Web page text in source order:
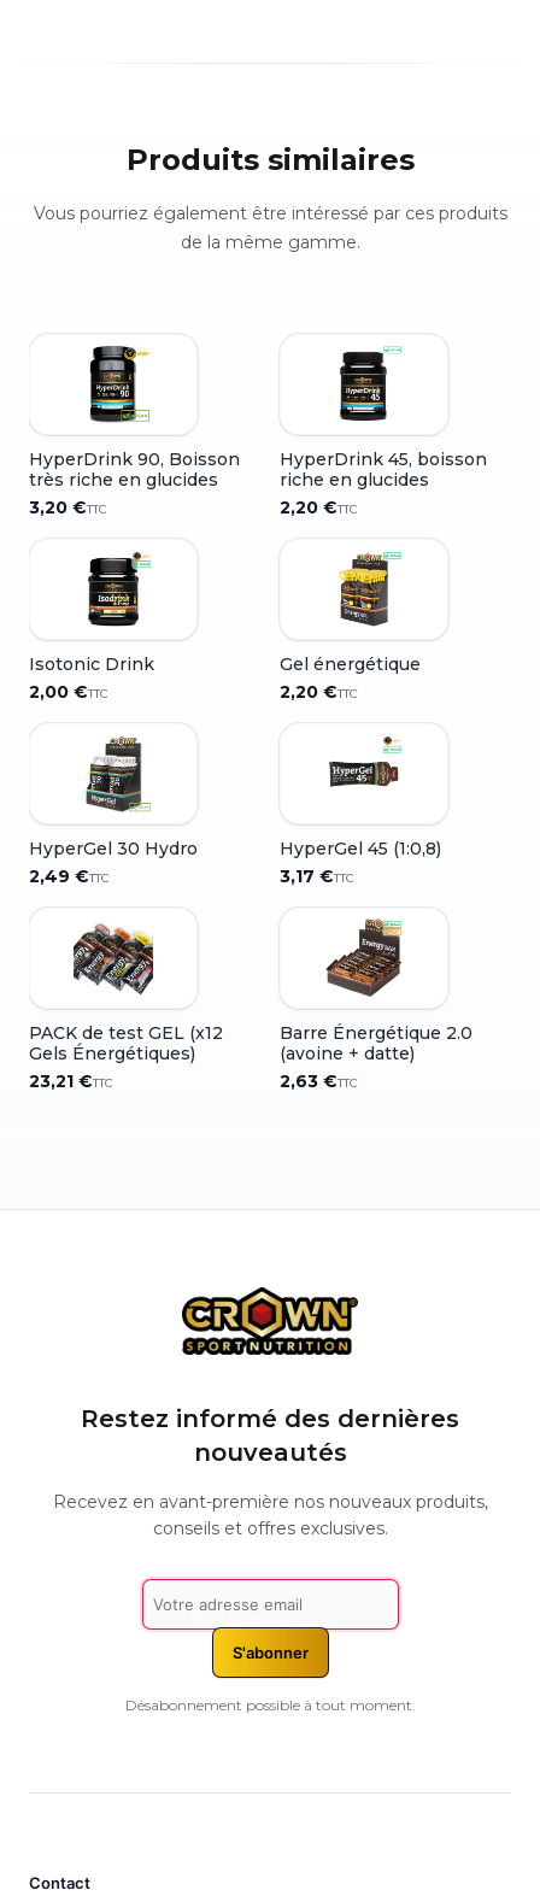
Produits similaires
Vous pourriez également être intéressé par ces produits
de la même gamme.
HyperDrink 90, Boisson
très riche en glucides
3,20 €TTC
HyperDrink 45, boisson
riche en glucides
2,20 €TTC
Isotonic Drink
2,00 €TTC
Gel énergétique
2,20 €TTC
HyperGel 30 Hydro
2,49 €TTC
HyperGel 45 (1:0,8)
3,17 €TTC
PACK de test GEL (x12
Gels Énergétiques)
23,21 €TTC
Barre Énergétique 2.0
(avoine + datte)
2,63 €TTC
Restez informé des dernières
nouveautés
Recevez en avant-première nos nouveaux produits,
conseils et offres exclusives.
S'abonner
Désabonnement possible à tout moment.
Contact